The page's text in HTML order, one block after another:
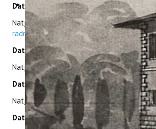
Datum: 05.05.2025.
Natječaj za radno mjesto:Stručni suradnik/
radna mjesta
Datum: 21.03.2025.
Natječaj za radno mjesto:Referent
Datum: 12.03.2025.
Natječaj za radno mjesto: Voditelj
Datum: 26.02.2025.